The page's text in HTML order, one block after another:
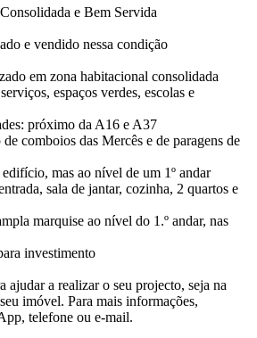
e Bem Servida
e vendido nessa condição
em zona habitacional consolidada
espaços verdes, escolas e
próximo da A16 e A37
comboios das Mercês e de paragens de
mas ao nível de um 1º andar
sala de jantar, cozinha, 2 quartos e
marquise ao nível do 1.º andar, nas
investimento
ajudar a realizar o seu projecto, seja na
imóvel. Para mais informações,
telefone ou e-mail.